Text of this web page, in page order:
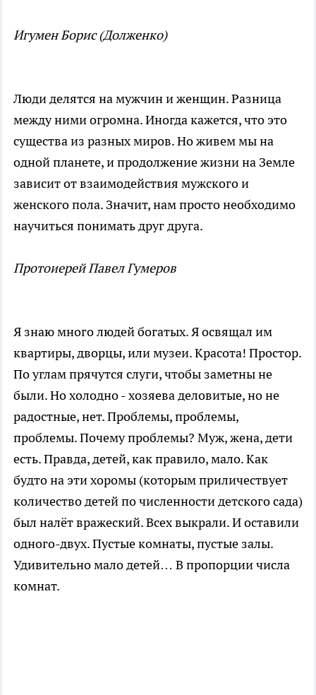
Игумен Борис (Долженко)
Люди делятся на мужчин и женщин. Разница
между ними огромна. Иногда кажется, что это
существа из разных миров. Но живем мы на
одной планете, и продолжение жизни на Земле
зависит от взаимодействия мужского и
женского пола. Значит, нам просто необходимо
научиться понимать друг друга.
Протоиерей Павел Гумеров
Я знаю много людей богатых. Я освящал им
квартиры, дворцы, или музеи. Красота! Простор.
По углам прячутся слуги, чтобы заметны не
были. Но холодно - хозяева деловитые, но не
радостные, нет. Проблемы, проблемы,
проблемы. Почему проблемы? Муж, жена, дети
есть. Правда, детей, как правило, мало. Как
будто на эти хоромы (которым приличествует
количество детей по численности детского сада)
был налёт вражеский. Всех выкрали. И оставили
одного-двух. Пустые комнаты, пустые залы.
Удивительно мало детей… В пропорции числа
комнат.